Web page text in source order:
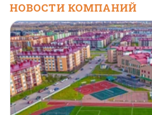
НОВОСТИ КОМПАНИЙ